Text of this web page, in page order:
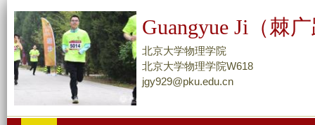
主
Guangyue Ji（棘
北京大学物理学院
北京大学物理学院W618
jgy929@pku.edu.cn